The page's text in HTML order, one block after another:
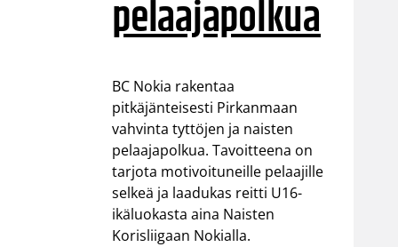
pelaajapolkua
BC Nokia rakentaa
pitkäjänteisesti Pirkanmaan
vahvinta tyttöjen ja naisten
pelaajapolkua. Tavoitteena on
tarjota motivoituneille pelaajille
selkeä ja laadukas reitti U16-
ikäluokasta aina Naisten
Korisliigaan Nokialla.